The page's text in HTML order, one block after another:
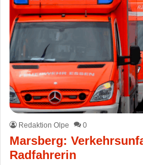
Redaktion Olpe 0
Marsberg:
Radfahrerin